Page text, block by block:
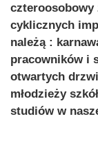
czteroosobowy
cyklicznych
należą :
pracowników i
otwartych
młodzieży
studiów w